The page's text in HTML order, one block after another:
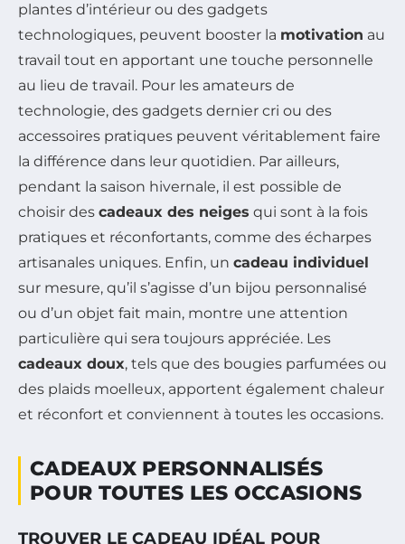
plantes d’intérieur ou des gadgets
technologiques, peuvent booster la motivation au
travail tout en apportant une touche personnelle
au lieu de travail. Pour les amateurs de
technologie, des gadgets dernier cri ou des
accessoires pratiques peuvent véritablement faire
la différence dans leur quotidien. Par ailleurs,
pendant la saison hivernale, il est possible de
choisir des cadeaux des neiges qui sont à la fois
pratiques et réconfortants, comme des écharpes
artisanales uniques. Enfin, un cadeau individuel
sur mesure, qu’il s’agisse d’un bijou personnalisé
ou d’un objet fait main, montre une attention
particulière qui sera toujours appréciée. Les
cadeaux doux, tels que des bougies parfumées ou
des plaids moelleux, apportent également chaleur
et réconfort et conviennent à toutes les occasions.
CADEAUX PERSONNALISÉS
POUR TOUTES LES OCCASIONS
TROUVER LE CADEAU IDÉAL POUR